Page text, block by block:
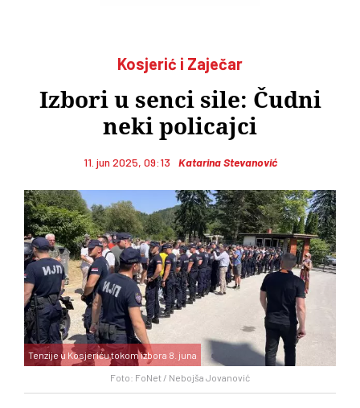
Kosjerić i Zaječar
Izbori u senci sile: Čudni
neki policajci
11. jun 2025, 09:13 Katarina Stevanović
Foto: FoNet / Nebojša Jovanović
Tenzije u Kosjeriću tokom izbora 8. juna